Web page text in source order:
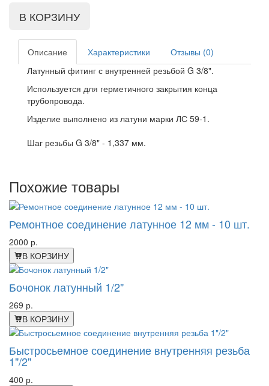
Описание Характеристики
Отзывы (0)
Латунный фитинг с внутренней резьбой G 3/8".
Используется для герметичного закрытия конца
трубопровода.
Изделие выполнено из латуни марки ЛС 59-1.
Шаг резьбы G 3/8" - 1,337 мм.
Похожие товары
Ремонтное соединение латунное 12 мм - 10 шт.
2000 р.
В КОРЗИНУ
Бочонок латунный 1/2"
269 р.
В КОРЗИНУ
Быстросьемное соединение внутренняя резьба
1"/2"
400 р.